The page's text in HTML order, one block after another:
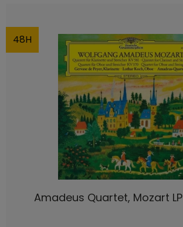
Amadeus Quartet, Mozart LP
48H